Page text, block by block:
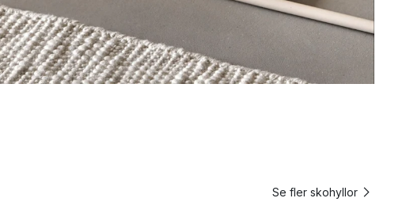
Se fler skohyllor